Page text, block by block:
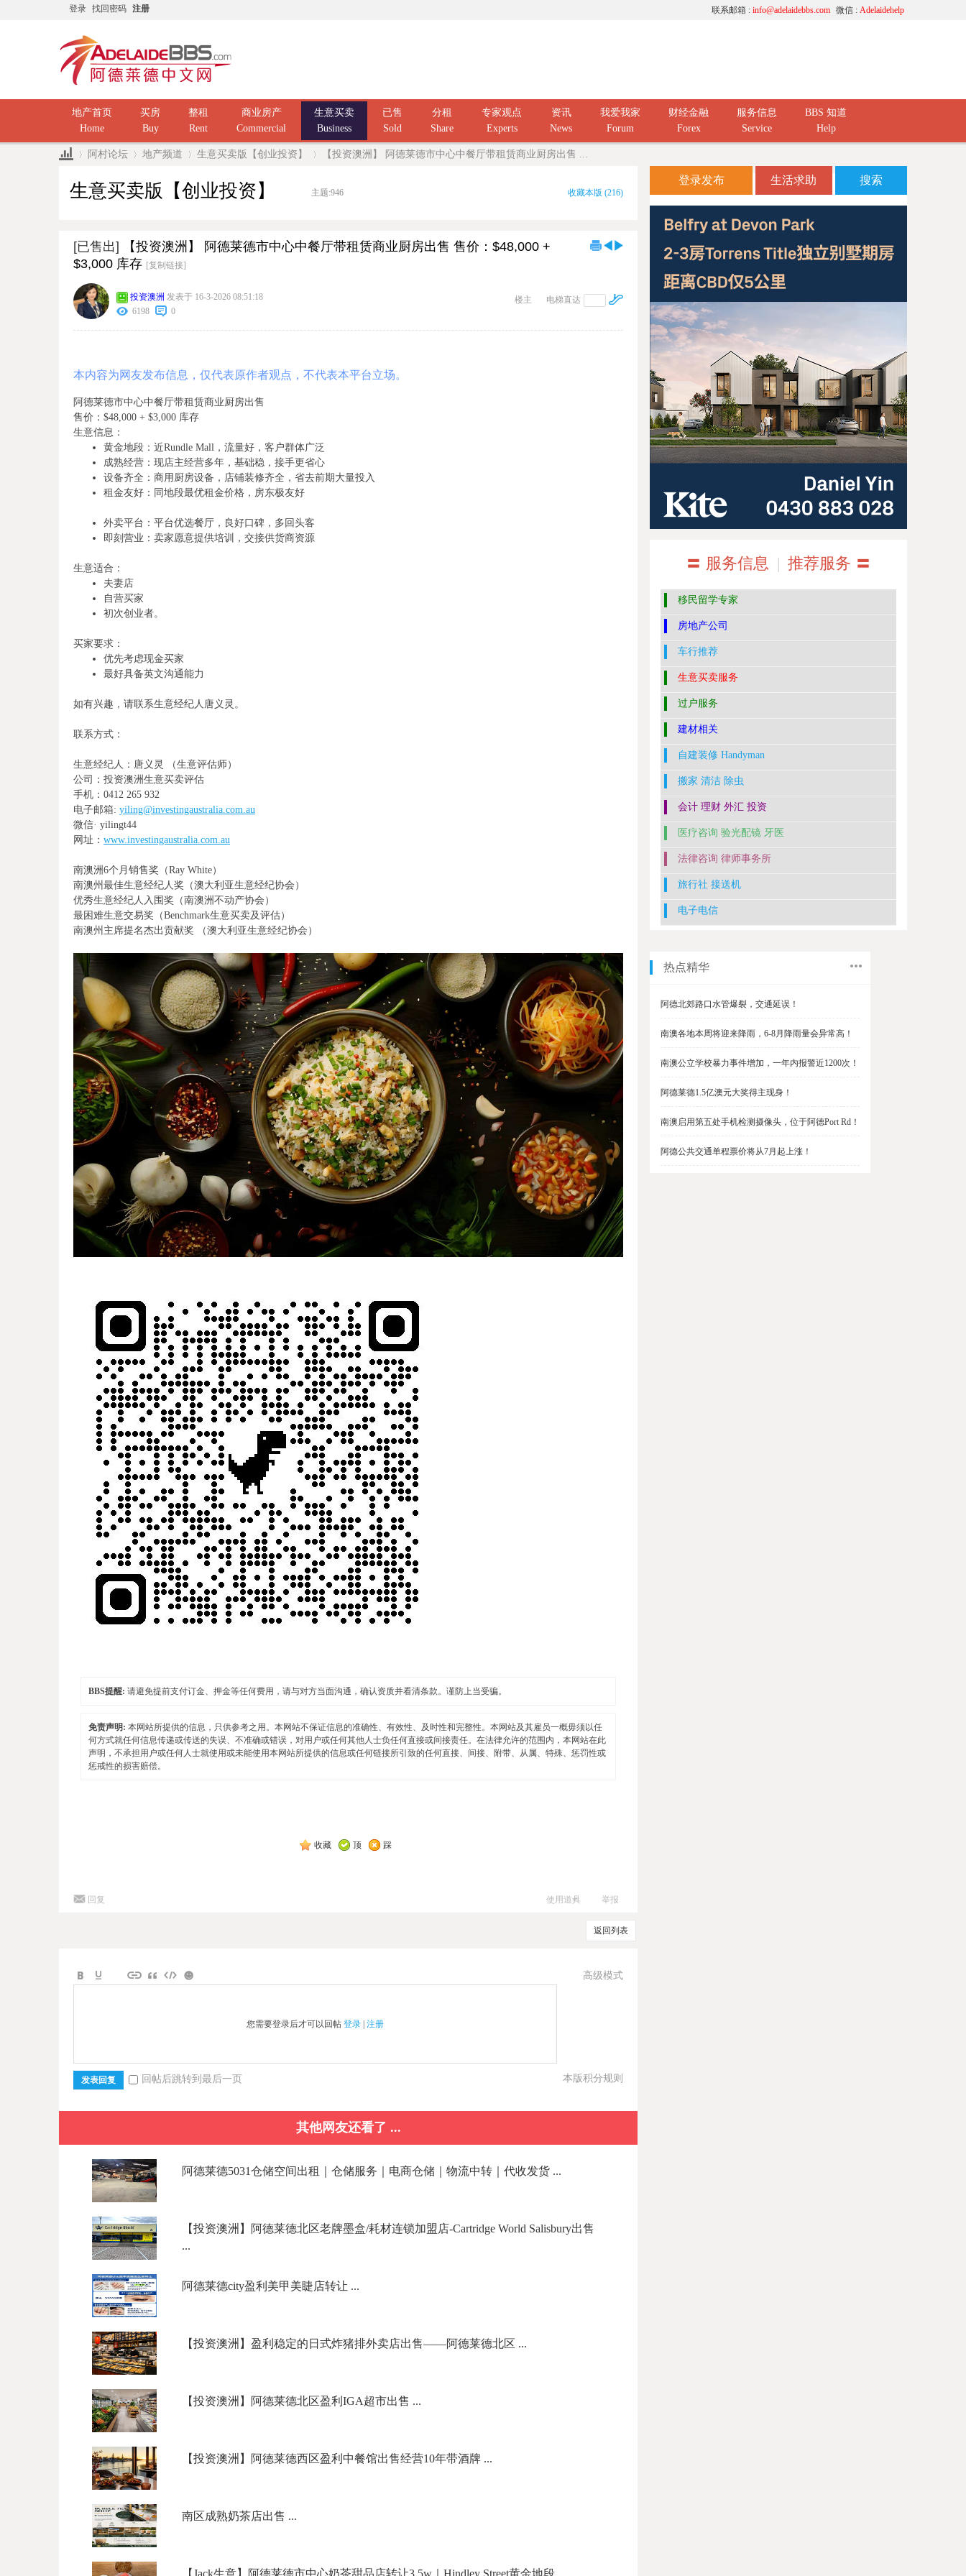
登录 找回密码 注册 微信 : Adelaidehelp
联系邮箱 : info@adelaidebbs.com
地产首页
Home
买房
Buy
整租
Rent
商业房产
Commercial
生意买卖
Business
已售
Sold
分租
Share
专家观点
Experts
资讯
News
我爱我家
Forum
财经金融
Forex
服务信息
Service
BBS 知道
Help
阿村论坛 地产频道 生意买卖版【创业投资】 【投资澳洲】 阿德莱德市中心中餐厅带租赁商业厨房出售 ...
生意买卖版【创业投资】 主题:946 收藏本版 (216)
[已售出]
【投资澳洲】 阿德莱德市中心中餐厅带租赁商业厨房出售 售价：$48,000 +
$3,000 库存 [复制链接]
电梯直达
楼主
投资澳洲 发表于 16-3-2026 08:51:18
6198
0
本内容为网友发布信息，仅代表原作者观点，不代表本平台立场。
阿德莱德市中心中餐厅带租赁商业厨房出售
售价：$48,000 + $3,000 库存
生意信息：
黄金地段：近Rundle Mall，流量好，客户群体广泛
成熟经营：现店主经营多年，基础稳，接手更省心
设备齐全：商用厨房设备，店铺装修齐全，省去前期大量投入
租金友好：同地段最优租金价格，房东极友好
外卖平台：平台优选餐厅，良好口碑，多回头客
即刻营业：卖家愿意提供培训，交接供货商资源
生意适合：
夫妻店
自营买家
初次创业者。
买家要求：
优先考虑现金买家
最好具备英文沟通能力
如有兴趣，请联系生意经纪人唐义灵。
联系方式：
生意经纪人：唐义灵 （生意评估师）
公司：投资澳洲生意买卖评估
手机：0412 265 932
电子邮箱: yiling@investingaustralia.com.au
微信· yilingt44
网址： www.investingaustralia.com.au
南澳洲6个月销售奖（Ray White）
南澳州最佳生意经纪人奖（澳大利亚生意经纪协会）
优秀生意经纪人入围奖（南澳洲不动产协会）
最困难生意交易奖（Benchmark生意买卖及评估）
南澳州主席提名杰出贡献奖 （澳大利亚生意经纪协会）
BBS提醒: 请避免提前支付订金、押金等任何费用，请与对方当面沟通，确认资质并看清条款。谨防上当受骗。
免责声明: 本网站所提供的信息，只供参考之用。本网站不保证信息的准确性、有效性、及时性和完整性。本网站及其雇员一概毋须以任
何方式就任何信息传递或传送的失误、不准确或错误，对用户或任何其他人士负任何直接或间接责任。在法律允许的范围内，本网站在此
声明，不承担用户或任何人士就使用或未能使用本网站所提供的信息或任何链接所引致的任何直接、间接、附带、从属、特殊、惩罚性或
惩戒性的损害赔偿。
收藏 顶 踩
回复 使用道具 举报
返回列表
高级模式
您需要登录后才可以回帖 登录 注册
本版积分规则
发表回复 回帖后跳转到最后一页
其他网友还看了 ...
阿德莱德5031仓储空间出租｜仓储服务｜电商仓储｜物流中转｜代收发货 ...
【投资澳洲】阿德莱德北区老牌墨盒/耗材连锁加盟店-Cartridge World Salisbury出售
...
阿德莱德city盈利美甲美睫店转让 ...
【投资澳洲】盈利稳定的日式炸猪排外卖店出售——阿德莱德北区 ...
【投资澳洲】阿德莱德北区盈利IGA超市出售 ...
【投资澳洲】阿德莱德西区盈利中餐馆出售经营10年带酒牌 ...
南区成熟奶茶店出售 ...
【Jack生意】阿德莱德市中心奶茶甜品店转让3.5w｜Hindley Street黄金地段 ...
登录发布 生活求助 搜索
〓 服务信息 | 推荐服务 〓
移民留学专家
房地产公司
车行推荐
生意买卖服务
过户服务
建材相关
自建装修 Handyman
搬家 清洁 除虫
会计 理财 外汇 投资
医疗咨询 验光配镜 牙医
法律咨询 律师事务所
旅行社 接送机
电子电信
热点精华
阿德北郊路口水管爆裂，交通延误！
南澳各地本周将迎来降雨，6-8月降雨量会异常高！
南澳公立学校暴力事件增加，一年内报警近1200次！
阿德莱德1.5亿澳元大奖得主现身！
南澳启用第五处手机检测摄像头，位于阿德Port Rd！
阿德公共交通单程票价将从7月起上涨！